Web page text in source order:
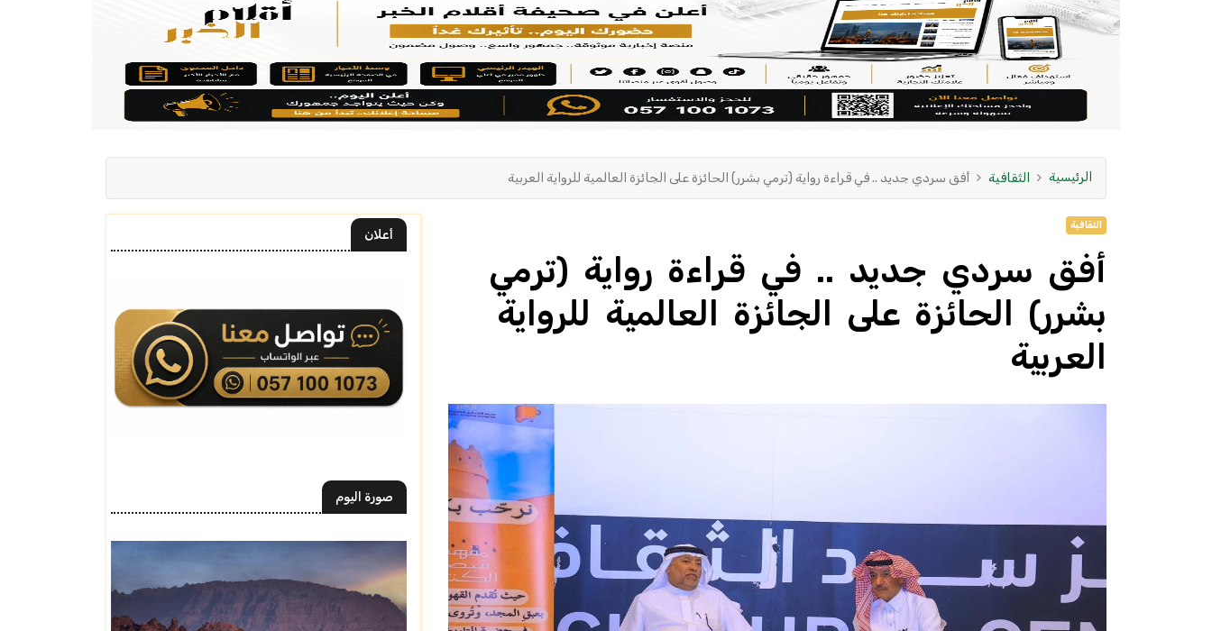
الرئيسية الثقافية ‏أفق سردي جديد .. في قراءة رواية (ترمي بشرر) الحائزة على الجائزة العالمية للرواية العربية
الثقافية
‏أفق سردي جديد .. في قراءة رواية (ترمي
بشرر) الحائزة على الجائزة العالمية للرواية
العربية
أعلان
صورة اليوم